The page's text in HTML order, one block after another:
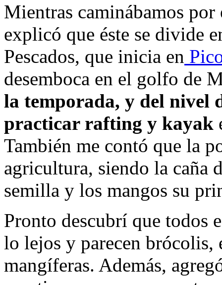
Mientras caminábamos
explicó que éste se divide
Pescados, que inicia en
desemboca en el golfo de
la temporada, y del nivel
practicar rafting y kayak
También me contó que la
agricultura, siendo la caña
semilla y los mangos su
Pronto descubrí que todos
lo lejos y parecen brócolis,
mangíferas. Además,